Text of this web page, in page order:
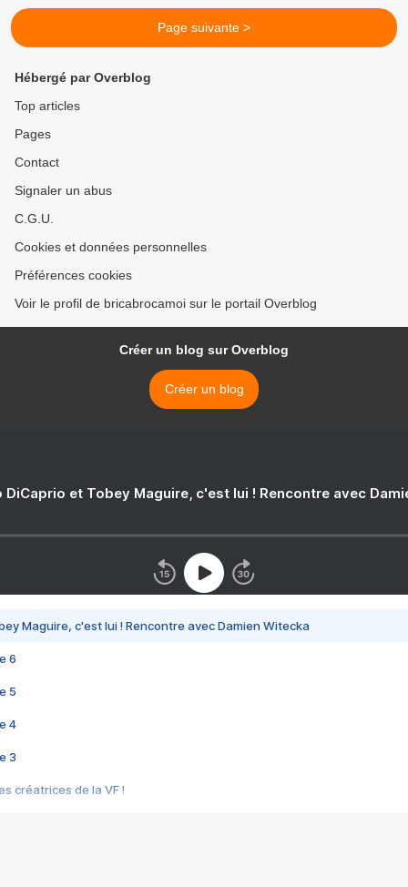
Page suivante >
Hébergé par Overblog
Top articles
Pages
Contact
Signaler un abus
C.G.U.
Cookies et données personnelles
Préférences cookies
Voir le profil de bricabrocamoi sur le portail Overblog
Créer un blog sur Overblog
Créer un blog
DiCaprio et Tobey Maguire, c'est lui ! Rencontre avec
Maguire, c'est lui ! Rencontre avec Damien Witecka
6
5
4
3
créatrices de la VF !